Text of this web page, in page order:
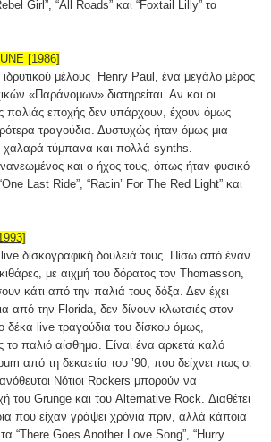
Girl”, “All Roads” και “Foxtail Lilly” τα
[1986]
μέλους Henry Paul, ένα μεγάλο μέρος
«Παράνομων» διατηρείται. Αν και οι
παλιάς εποχής δεν υπάρχουν, έχουν όμως
τραγούδια. Δυστυχώς ήταν όμως μια
τύμπανα και πολλά synths.
και ο ήχος τους, όπως ήταν φυσικό
Last Ride”, “Racin’ For The Red Light” και
live δισκογραφική δουλειά τους. Πίσω από έναν
με αιχμή του δόρατος τον Thomasson,
κάτι από την παλιά τους δόξα. Δεν έχει
από την Florida, δεν δίνουν κλωτσιές στον
live τραγούδια του δίσκου όμως,
παλιό αίσθημα. Είναι ένα αρκετά καλό
από τη δεκαετία του ’90, που δείχνει πως οι
Νότιοι Rockers μπορούν να
του Grunge και του Alternative Rock. Διαθέτει
που είχαν γράψει χρόνια πριν, αλλά κάποια
“There Goes Another Love Song”, “Hurry